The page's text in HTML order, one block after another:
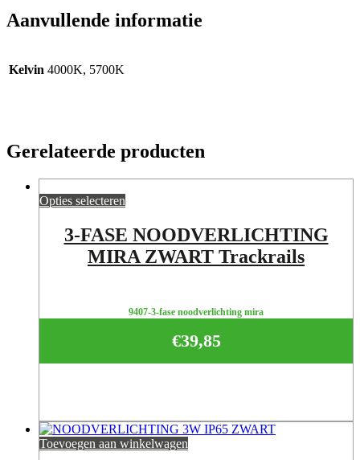
Aanvullende informatie
Kelvin 4000K, 5700K
Gerelateerde producten
Opties selecteren
3-FASE NOODVERLICHTING
MIRA ZWART Trackrails
9407-3-fase noodverlichting mira
€39,85
Toevoegen aan winkelwagen